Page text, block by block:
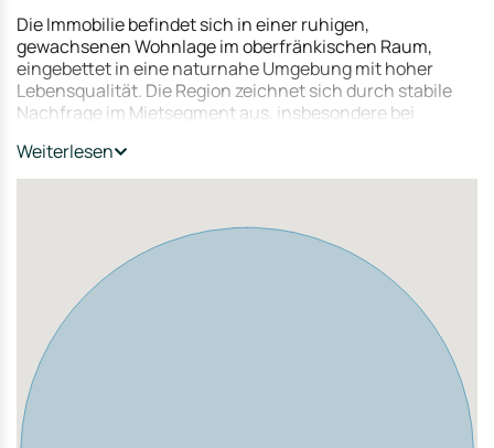
Die Immobilie befindet sich in einer ruhigen,
gewachsenen Wohnlage im oberfränkischen Raum,
eingebettet in eine naturnahe Umgebung mit hoher
Lebensqualität. Die Region zeichnet sich durch stabile
Nachfrage im Mietsegment aus, insbesondere bei
umliegende Städte sowie die Kombination aus ländlicher
Idylle und funktionierender Infrastruktur machen den
auf nachhaltige Vermietbarkeit.
Weiterlesen